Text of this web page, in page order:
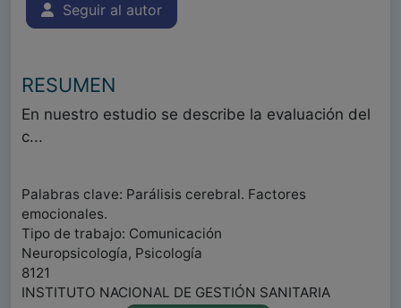
Seguir al autor
RESUMEN
En nuestro estudio se describe la evaluación del
c...
Palabras clave: Parálisis cerebral. Factores
emocionales.
Tipo de trabajo: Comunicación
Neuropsicología, Psicología
8121
INSTITUTO NACIONAL DE GESTIÓN SANITARIA